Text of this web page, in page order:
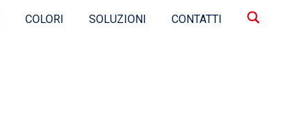
COLORI SOLUZIONI CONTATTI